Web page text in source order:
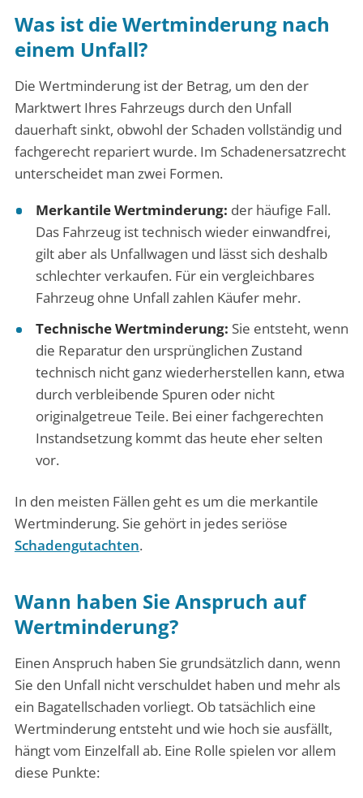
Was ist die Wertminderung nach
einem Unfall?
Die Wertminderung ist der Betrag, um den der
Marktwert Ihres Fahrzeugs durch den Unfall
dauerhaft sinkt, obwohl der Schaden vollständig und
fachgerecht repariert wurde. Im Schadenersatzrecht
unterscheidet man zwei Formen.
Merkantile Wertminderung: der häufige Fall.
Das Fahrzeug ist technisch wieder einwandfrei,
gilt aber als Unfallwagen und lässt sich deshalb
schlechter verkaufen. Für ein vergleichbares
Fahrzeug ohne Unfall zahlen Käufer mehr.
Technische Wertminderung: Sie entsteht, wenn
die Reparatur den ursprünglichen Zustand
technisch nicht ganz wiederherstellen kann, etwa
durch verbleibende Spuren oder nicht
originalgetreue Teile. Bei einer fachgerechten
Instandsetzung kommt das heute eher selten
vor.
In den meisten Fällen geht es um die merkantile
Wertminderung. Sie gehört in jedes seriöse
Schadengutachten.
Wann haben Sie Anspruch auf
Wertminderung?
Einen Anspruch haben Sie grundsätzlich dann, wenn
Sie den Unfall nicht verschuldet haben und mehr als
ein Bagatellschaden vorliegt. Ob tatsächlich eine
Wertminderung entsteht und wie hoch sie ausfällt,
hängt vom Einzelfall ab. Eine Rolle spielen vor allem
diese Punkte: